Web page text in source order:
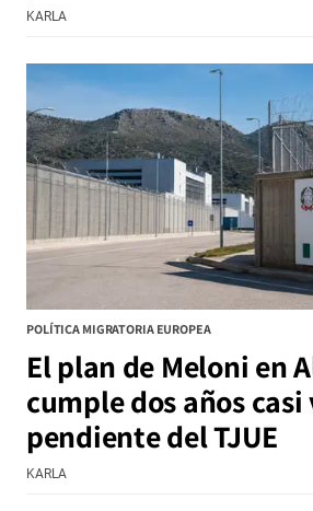
KARLA
POLÍTICA MIGRATORIA EUROPEA
El plan de Meloni en
cumple dos años casi
pendiente del TJUE
KARLA